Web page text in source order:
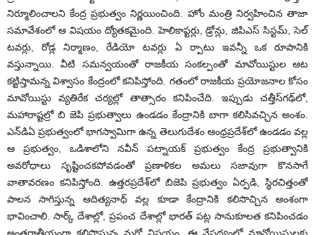
నిర్మూలించాలని కేంద్ర ప్రభుత్వం నిర్ణయించింది. హోం మంత్రి నిర్వహించిన తాజా
సమావేశంలో ఆ విషయం ద్యోతకమైంది. హెలికాప్టర్లు, డ్రోన్లు, జిపిఎస్ సిస్టమ్, సెల్
టవర్లు, రోడ్ల నిర్మాణం, రేడియో టవర్లు ఏ ర్పాటు ఇవన్నీ ఒక రూపానికి
వస్తున్నాయి. వీటి సమన్వయంతో రాజకీయ సంకల్పంతో మావోయిస్టుల ఆట
కట్టిస్తామన్న విశ్వాసం కేంద్రంలో కనిపిస్తోంది. గతంలో రాజకీయ ప్రయోజనాల కోసం
మావోయిస్టు వ్యతిరేక చర్యల్లో తాత్సారం కనిపించేది. ఇప్పుడు చత్తీస్‌గఢ్‌లో,
మహారాష్టల్రో బి జెపి ప్రభుత్వాలు ఉండడం కేంద్రానికి బాగా కలిసివచ్చిన అంశం.
ఎన్‌డిఏ ప్రభుత్వంలో భాగస్వామిగా ఉన్న తెలుగుదేశం ఆంధ్రప్రదేశ్‌లో ఉండడం వల్ల
ఆ ప్రభుత్వం, ఒడిశాలోని నవీన్ పట్నాయక్ ప్రభుత్వం కేంద్ర ప్రభుత్వానికి
అవరోధాలు సృష్టించకపోవడంతో ప్రణాళికల అమలు సజావుగా కొనసాగే
వాతావరణం కనిపిస్తోంది. ఉత్తరప్రదేశ్‌లో బిజెపి ప్రభుత్వం ఏర్పడి, స్థిరచిత్తంతో
పాలన సాగిస్తున్న ఆదిత్యనాథ్ వల్ల కూడా కేంద్రానికి కలిసొచ్చిన అంశంగా
భావించాలి. సార్క్ దేశాల్లో, ప్రపంచ దేశాల్లో భారత్ పట్ల సానుకూలత కనిపించడం